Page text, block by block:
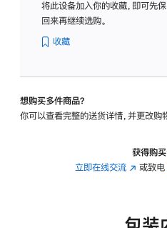
璃
转
的
将此设备加入你的收藏，即可先
回来再继续选购。
收藏
想购买多件商品？
你可以查看完整的送货详情，并更改购
获得购买
立即在线交流 (在 或致电